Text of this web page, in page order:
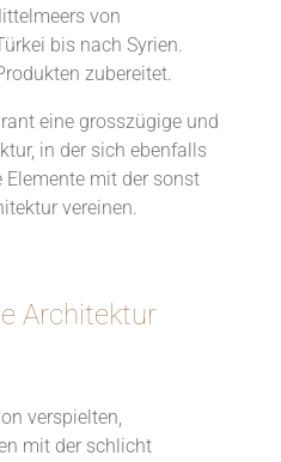
von
bis nach Syrien.
zubereitet.
eine grosszügige und
in der sich ebenfalls
mit der sonst
vereinen.
Architektur
verspielten,
mit der schlicht